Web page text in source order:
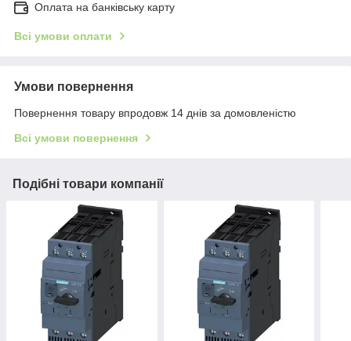
Оплата на банківську карту
Всі умови оплати
Умови повернення
Повернення товару впродовж 14 днів за домовленістю
Всі умови повернення
Подібні товари компанії